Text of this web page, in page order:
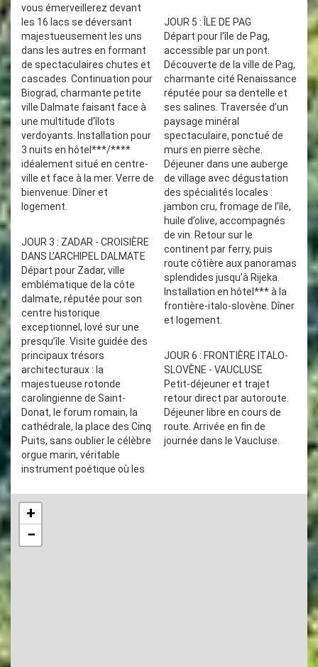
vous émerveillerez devant
les 16 lacs se déversant
majestueusement les uns
dans les autres en formant
de spectaculaires chutes et
cascades. Continuation pour
Biograd, charmante petite
ville Dalmate faisant face à
une multitude d’îlots
verdoyants. Installation pour
3 nuits en hôtel***/****
idéalement situé en centre-
ville et face à la mer. Verre de
bienvenue. Dîner et
logement.
JOUR 3 : ZADAR - CROISIÈRE
DANS L’ARCHIPEL DALMATE
Départ pour Zadar, ville
emblématique de la côte
dalmate, réputée pour son
centre historique
exceptionnel, lové sur une
presqu’île. Visite guidée des
principaux trésors
architecturaux : la
majestueuse rotonde
carolingienne de Saint-
Donat, le forum romain, la
cathédrale, la place des Cinq
Puits, sans oublier le célèbre
orgue marin, véritable
instrument poétique où les
JOUR 5 : ÎLE DE PAG
Départ pour l’île de Pag,
accessible par un pont.
Découverte de la ville de Pag,
charmante cité Renaissance
réputée pour sa dentelle et
ses salines. Traversée d’un
paysage minéral
spectaculaire, ponctué de
murs en pierre sèche.
Déjeuner dans une auberge
de village avec dégustation
des spécialités locales :
jambon cru, fromage de l’île,
huile d’olive, accompagnés
de vin. Retour sur le
continent par ferry, puis
route côtière aux panoramas
splendides jusqu’à Rijeka.
Installation en hôtel*** à la
frontière-italo-slovène. Dîner
et logement.
JOUR 6 : FRONTIÈRE ITALO-
SLOVÈNE - VAUCLUSE
Petit-déjeuner et trajet
retour direct par autoroute.
Déjeuner libre en cours de
route. Arrivée en fin de
journée dans le Vaucluse.
+
−